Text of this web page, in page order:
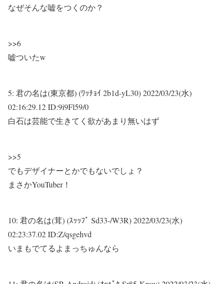
なぜそんな嘘をつくのか？
>>6
嘘ついたw
5: 君の名は(東京都) (ﾜｯﾁｮｲ 2b1d-yL30)2022/03/23(水)
02:16:29.12 ID:9i9Fl59/0
白石は芸能で生きてく欲があまり無いはず
>>5
でもデザイナーとかでもないでしょ？
まさかYouTuber！
10: 君の名は(茸) (ｽｯｯﾌﾟ Sd33-/W3R)2022/03/23(水)
02:23:37.02 ID:Z/qsgehvd
いまもでてるよまっちゅんなら